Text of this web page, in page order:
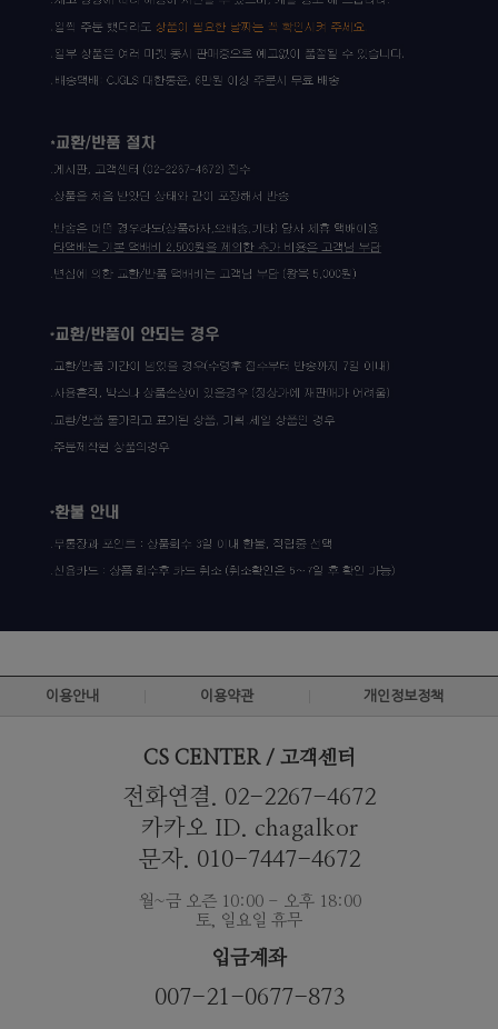
이용안내 이용약관 개인정보정책
CS CENTER / 고객센터
전화연결. 02-2267-4672
카카오 ID. chagalkor
문자. 010-7447-4672
월~금 오즌 10:00 - 오후 18:00
토, 일요일 휴무
입금계좌
007-21-0677-873